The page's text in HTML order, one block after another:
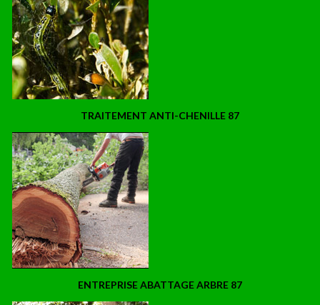
TRAITEMENT ANTI-CHENILLE 87
ENTREPRISE ABATTAGE ARBRE 87